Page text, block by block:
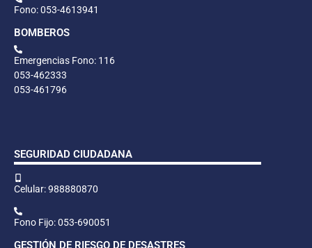
Fono: 053-4613941
BOMBEROS
Emergencias Fono: 116
053-462333
053-461796
SEGURIDAD CIUDADANA
Celular: 988880870
Fono Fijo: 053-690051
GESTIÓN DE RIESGO DE DESASTRES